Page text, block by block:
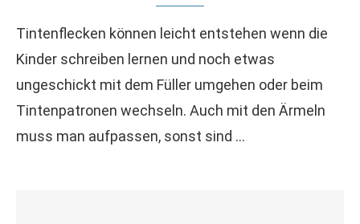
Tintenflecken können leicht entstehen wenn die
Kinder schreiben lernen und noch etwas
ungeschickt mit dem Füller umgehen oder beim
Tintenpatronen wechseln. Auch mit den Ärmeln
muss man aufpassen, sonst sind …